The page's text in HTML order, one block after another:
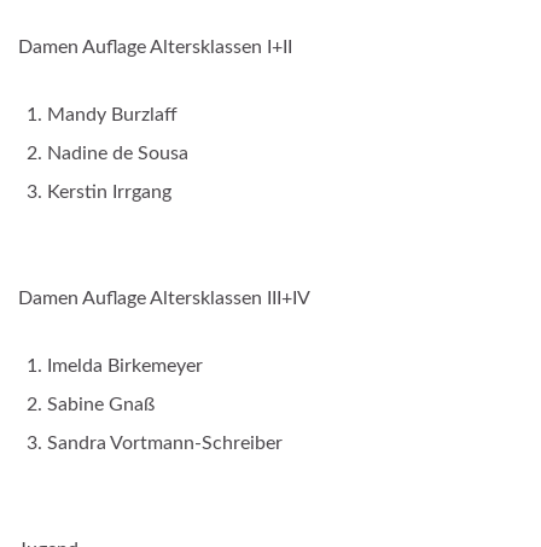
Damen Auflage Altersklassen I+II
Mandy Burzlaff
Nadine de Sousa
Kerstin Irrgang
Damen Auflage Altersklassen III+IV
Imelda Birkemeyer
Sabine Gnaß
Sandra Vortmann-Schreiber